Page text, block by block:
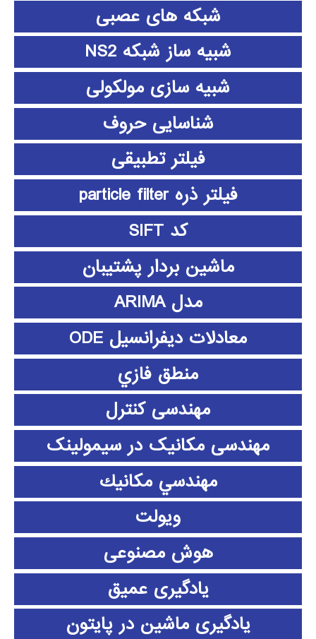
شبکه های عصبی
شبیه ساز شبکه NS2
شبیه سازی مولکولی
شناسایی حروف
فیلتر تطبیقی
فیلتر ذره particle filter
کد SIFT
ماشین بردار پشتیبان
مدل ARIMA
معادلات دیفرانسیل ODE
منطق فازي
مهندسی کنترل
مهندسی مکانیک در سیمولینک
مهندسي مكانيك
ویولت
هوش مصنوعی
یادگیری عمیق
یادگیری ماشین در پایتون